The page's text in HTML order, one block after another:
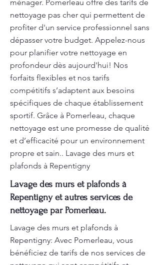
ménager. Pomerleau offre des tarifs de
nettoyage pas cher qui permettent de
profiter d'un service professionnel sans
dépasser votre budget. Appelez-nous
pour planifier votre nettoyage en
profondeur dès aujourd'hui! Nos
forfaits flexibles et nos tarifs
compétitifs s’adaptent aux besoins
spécifiques de chaque établissement
sportif. Grâce à Pomerleau, chaque
nettoyage est une promesse de qualité
et d’efficacité pour un environnement
propre et sain.. Lavage des murs et
plafonds à Repentigny
Lavage des murs et plafonds à
Repentigny et autres services de
nettoyage par Pomerleau.
Lavage des murs et plafonds à
Repentigny: Avec Pomerleau, vous
bénéficiez de tarifs de nos services de